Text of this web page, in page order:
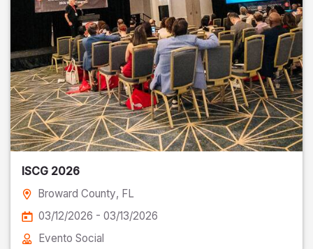
ISCG 2026
Broward County, FL
03/12/2026 - 03/13/2026
Evento Social